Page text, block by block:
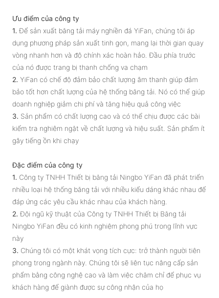
Ưu điểm của công ty
1. Để sản xuất băng tải máy nghiền đá YiFan, chúng tôi áp
dụng phương pháp sản xuất tinh gọn, mang lại thời gian quay
vòng nhanh hơn và độ chính xác hoàn hảo. Đầu phía trước
của nó được trang bị thanh chống va chạm
2. YiFan có chế độ đảm bảo chất lượng âm thanh giúp đảm
bảo tốt hơn chất lượng của hệ thống băng tải. Nó có thể giúp
doanh nghiệp giảm chi phí và tăng hiệu quả công việc
3. Sản phẩm có chất lượng cao và có thể chịu được các bài
kiểm tra nghiêm ngặt về chất lượng và hiệu suất. Sản phẩm ít
gây tiếng ồn khi chạy
Đặc điểm của công ty
1. Công ty TNHH Thiết bị băng tải Ningbo YiFan đã phát triển
nhiều loại hệ thống băng tải với nhiều kiểu dáng khác nhau để
đáp ứng các yêu cầu khác nhau của khách hàng.
2. Đội ngũ kỹ thuật của Công ty TNHH Thiết bị Băng tải
Ningbo YiFan đều có kinh nghiệm phong phú trong lĩnh vực
này
3. Chúng tôi có một khát vọng tích cực: trở thành người tiên
phong trong ngành này. Chúng tôi sẽ liên tục nâng cấp sản
phẩm bằng công nghệ cao và làm việc chăm chỉ để phục vụ
khách hàng để giành được sự công nhận của họ